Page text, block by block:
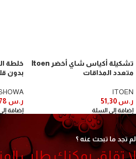
تشكيلة أكياس شاي أخضر Itoen
متعدد المذاقات
ITOEN
ر.س
إضافة إلى السلة
بدون
ر.س
إضافة
لم تجد ما تبحث عنه ؟
لا تقلق, يمكنك طلب